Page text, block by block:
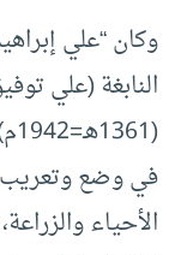
وكان “علي
النابغة (علي
في وضع وتعريب
الأحياء